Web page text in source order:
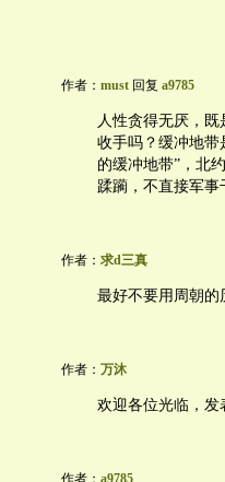
作者： must 回复 a9785
人性贪得无厌，
收手吗？缓冲地带
的缓冲地带”，北
蹂躏，不直接军
作者： 求d三真
最好不要用周朝的
作者： 万沐
欢迎各位光临，发
作者： a9785